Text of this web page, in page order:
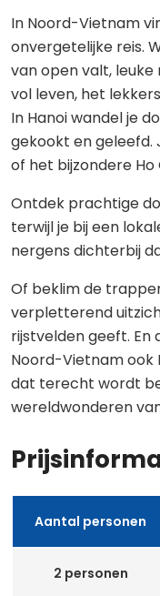
In Noord-Vietnam
onvergetelijke reis.
van open valt, leuke
vol leven, het
In Hanoi wandel je
gekookt en
of het bijzondere Ho
Ontdek prachtige
terwijl je bij een
nergens dichterbij
Of beklim de
verpletterend
rijstvelden geeft. En
Noord-Vietnam ook
dat terecht wordt
wereldwonderen
Aantal personen
2 personen